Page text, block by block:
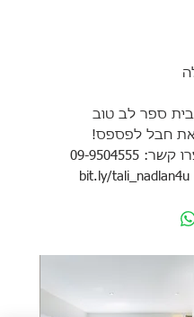
ספר לב טוב
חבל לפספס!
09-9504555